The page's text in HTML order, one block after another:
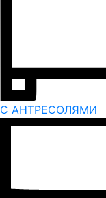
С АНТРЕСОЛЯМИ